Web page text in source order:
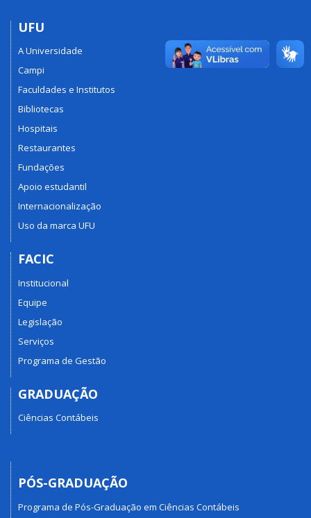
UFU
A Universidade
Campi
Faculdades e Institutos
Bibliotecas
Hospitais
Restaurantes
Fundações
Apoio estudantil
Internacionalização
Uso da marca UFU
FACIC
Institucional
Equipe
Legislação
Serviços
Programa de Gestão
GRADUAÇÃO
Ciências Contábeis
PÓS-GRADUAÇÃO
Programa de Pós-Graduação em Ciências Contábeis